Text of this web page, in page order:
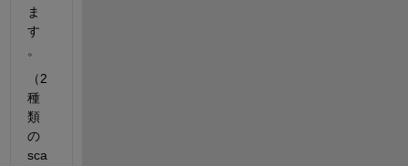
ま
す
。
（2
種
類
の
sca